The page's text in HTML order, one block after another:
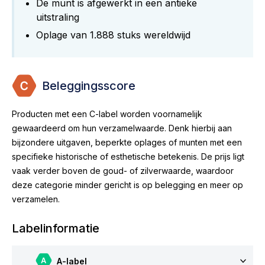
De munt is afgewerkt in een antieke
uitstraling
Oplage van 1.888 stuks wereldwijd
Beleggingsscore
Producten met een C-label worden voornamelijk
gewaardeerd om hun verzamelwaarde. Denk hierbij aan
bijzondere uitgaven, beperkte oplages of munten met een
specifieke historische of esthetische betekenis. De prijs ligt
vaak verder boven de goud- of zilverwaarde, waardoor
deze categorie minder gericht is op belegging en meer op
verzamelen.
Labelinformatie
A-label